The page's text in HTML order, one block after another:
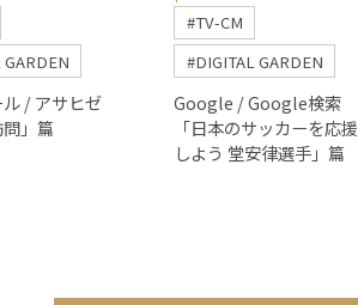
/ アサヒゼ
」篇
#TV-CM
#DIGITAL GARDEN
Google / Google検索
「日本のサッカーを応援
しよう 堂安律選手」篇